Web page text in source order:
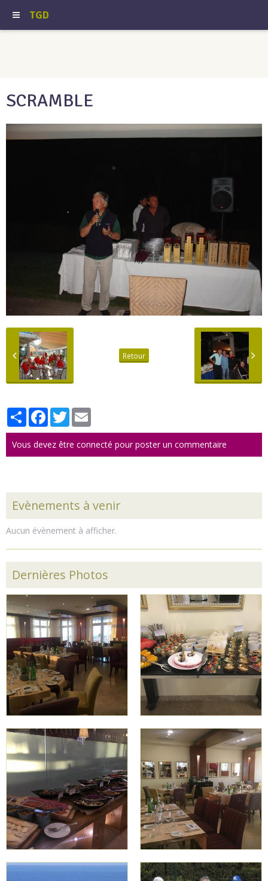
TGD
SCRAMBLE
Retour
PartagerFacebook
Twitter
Vous devez être connecté pour poster un commentaire
Evènements à venir
Aucun évènement à afficher.
Dernières Photos